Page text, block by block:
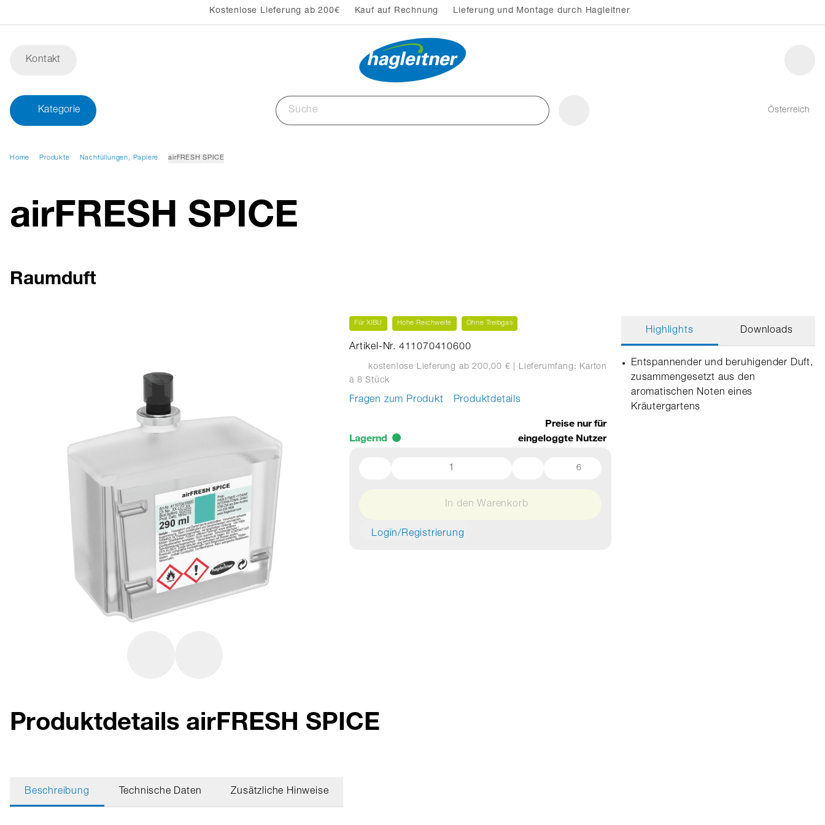
Kostenlose Lieferung ab 200€ Kauf auf Rechnung Lieferung und Montage durch Hagleitner
Kontakt
Kategorie Österreich
Home Produkte Nachfüllungen, Papiere airFRESH SPICE
airFRESH SPICE
Raumduft
Für XIBU Hohe Reichweite Ohne Treibgas
Artikel-Nr. 411070410600
kostenlose Lieferung ab 200,00 € | Lieferumfang: Karton
à 8 Stück
Fragen zum Produkt Produktdetails
Lagernd
Preise nur für
eingeloggte Nutzer
6
In den Warenkorb
Login/Registrierung
Highlights Downloads
Entspannender und beruhigender Duft,
zusammengesetzt aus den
aromatischen Noten eines
Kräutergartens
Produktdetails airFRESH SPICE
Beschreibung Technische Daten Zusätzliche Hinweise